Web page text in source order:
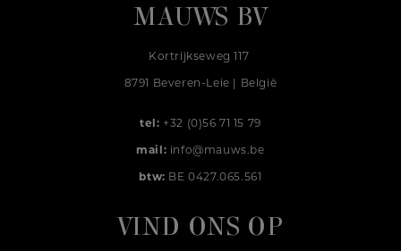
MAUWS BV
Kortrijkseweg 117
8791 Beveren-Leie | België
tel: +32 (0)56 71 15 79
mail: info@mauws.be
btw: BE 0427.065.561
VIND ONS OP